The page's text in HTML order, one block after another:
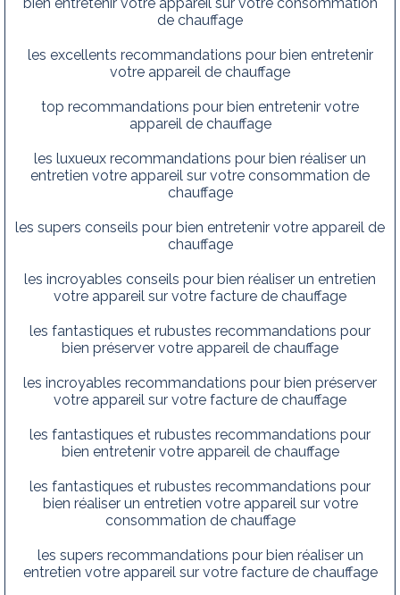
de chauffage
les excellents recommandations pour bien entretenir
votre appareil de chauffage
top recommandations pour bien entretenir votre
appareil de chauffage
les luxueux recommandations pour bien réaliser un
entretien votre appareil sur votre consommation de
chauffage
les supers conseils pour bien entretenir votre appareil de
chauffage
les incroyables conseils pour bien réaliser un entretien
votre appareil sur votre facture de chauffage
les fantastiques et rubustes recommandations pour
bien préserver votre appareil de chauffage
les incroyables recommandations pour bien préserver
votre appareil sur votre facture de chauffage
les fantastiques et rubustes recommandations pour
bien entretenir votre appareil de chauffage
les fantastiques et rubustes recommandations pour
bien réaliser un entretien votre appareil sur votre
consommation de chauffage
les supers recommandations pour bien réaliser un
entretien votre appareil sur votre facture de chauffage